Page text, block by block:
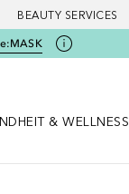
BEAUTY SERVICES
MASK
& WELLNESS